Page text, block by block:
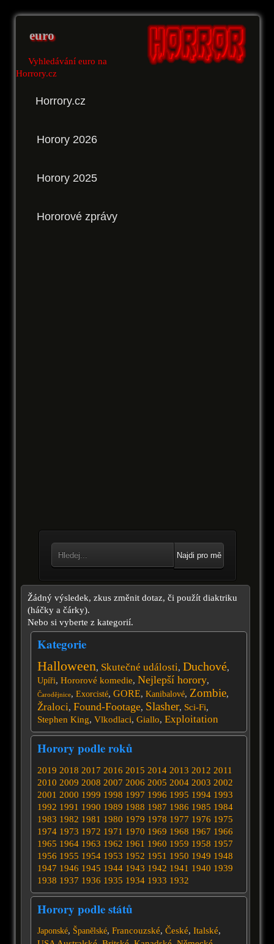
euro
Vyhledávání euro na
Horrory.cz
Horrory.cz
Horory 2026
Horory 2025
Hororové zprávy
Najdi pro mě
Žádný výsledek, zkus změnit dotaz, či použít diaktriku
(háčky a čárky).
Nebo si vyberte z kategorií.
Kategorie
Halloween, Skutečné události, Duchové,
Upíři, Hororové komedie, Nejlepší horory,
Čarodějnice, Exorcisté, GORE, Kanibalové, Zombie,
Žraloci, Found-Footage, Slasher, Sci-Fi,
Stephen King, Vlkodlaci, Giallo, Exploitation
Horory podle roků
2019 2018 2017 2016 2015 2014 2013 2012 2011
2010 2009 2008 2007 2006 2005 2004 2003 2002
2001 2000 1999 1998 1997 1996 1995 1994 1993
1992 1991 1990 1989 1988 1987 1986 1985 1984
1983 1982 1981 1980 1979 1978 1977 1976 1975
1974 1973 1972 1971 1970 1969 1968 1967 1966
1965 1964 1963 1962 1961 1960 1959 1958 1957
1956 1955 1954 1953 1952 1951 1950 1949 1948
1947 1946 1945 1944 1943 1942 1941 1940 1939
1938 1937 1936 1935 1934 1933 1932
Horory podle států
Japonské, Španělské, Francouzské, České, Italské,